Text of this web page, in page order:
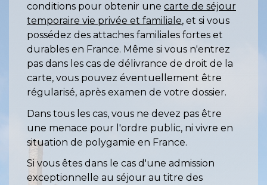
conditions pour obtenir une carte de séjour
temporaire vie privée et familiale, et si vous
possédez des attaches familiales fortes et
durables en France. Même si vous n'entrez
pas dans les cas de délivrance de droit de la
carte, vous pouvez éventuellement être
régularisé, après examen de votre dossier.
Dans tous les cas, vous ne devez pas être
une menace pour l'ordre public, ni vivre en
situation de polygamie en France.
Si vous êtes dans le cas d'une admission
exceptionnelle au séjour au titre des